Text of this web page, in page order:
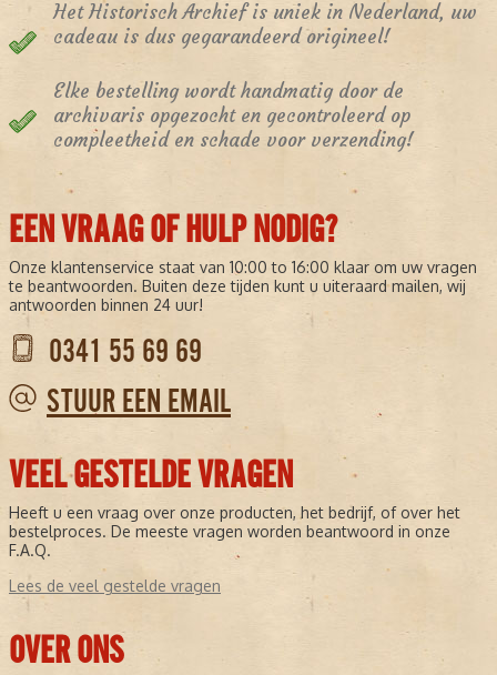
Het Historisch Archief is uniek in Nederland, uw
cadeau is dus gegarandeerd origineel!
Elke bestelling wordt handmatig door de
archivaris opgezocht en gecontroleerd op
compleetheid en schade voor verzending!
EEN VRAAG OF HULP NODIG?
Onze klantenservice staat van 10:00 to 16:00 klaar om uw vragen
te beantwoorden. Buiten deze tijden kunt u uiteraard mailen, wij
antwoorden binnen 24 uur!
0341 55 69 69
STUUR EEN EMAIL
VEEL GESTELDE VRAGEN
Heeft u een vraag over onze producten, het bedrijf, of over het
bestelproces. De meeste vragen worden beantwoord in onze
F.A.Q.
Lees de veel gestelde vragen
OVER ONS